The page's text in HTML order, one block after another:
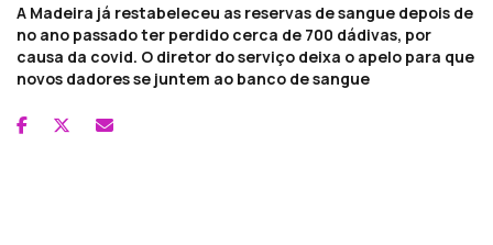
A Madeira já restabeleceu as reservas de sangue depois de
no ano passado ter perdido cerca de 700 dádivas, por
causa da covid. O diretor do serviço deixa o apelo para que
novos dadores se juntem ao banco de sangue